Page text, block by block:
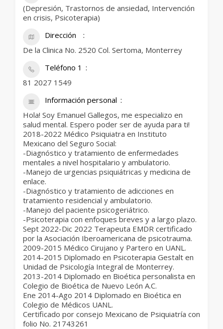
(Depresión, Trastornos de ansiedad, Intervención
en crisis, Psicoterapia)
Dirección
De la Clinica No. 2520 Col. Sertoma, Monterrey
Teléfono 1
81 2027 1549
Información personal
Hola! Soy Emanuel Gallegos, me especializo en
salud mental. Espero poder ser de ayuda para ti!
2018-2022 Médico Psiquiatra en Instituto
Mexicano del Seguro Social:
-Diagnóstico y tratamiento de enfermedades
mentales a nivel hospitalario y ambulatorio.
-Manejo de urgencias psiquiátricas y medicina de
enlace.
-Diagnóstico y tratamiento de adicciones en
tratamiento residencial y ambulatorio.
-Manejo del paciente psicogeriátrico.
-Psicoterapia con enfoques breves y a largo plazo.
Sept 2022-Dic 2022 Terapeuta EMDR certificado
por la Asociación Iberoamericana de psicotrauma.
2009-2015 Médico Cirujano y Partero en UANL.
2014-2015 Diplomado en Psicoterapia Gestalt en
Unidad de Psicología Integral de Monterrey.
2013-2014 Diplomado en Bioética personalista en
Colegio de Bioética de Nuevo León A.C.
Ene 2014-Ago 2014 Diplomado en Bioética en
Colegio de Médicos UANL.
Certificado por consejo Mexicano de Psiquiatría con
folio No. 21743261